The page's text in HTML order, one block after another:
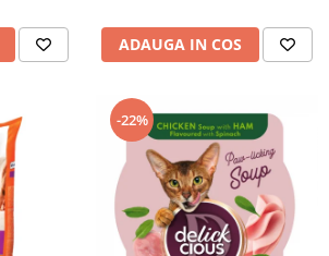
ADAUGA IN COS
-22%